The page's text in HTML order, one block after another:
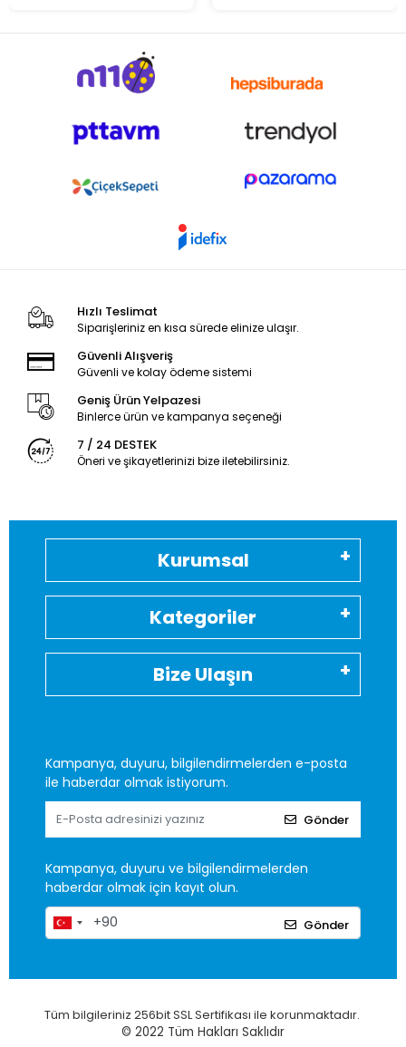
Hızlı Teslimat
Siparişleriniz en kısa sürede elinize ulaşır.
Güvenli Alışveriş
Güvenli ve kolay ödeme sistemi
Geniş Ürün Yelpazesi
Binlerce ürün ve kampanya seçeneği
7 / 24 DESTEK
Öneri ve şikayetlerinizi bize iletebilirsiniz.
Kurumsal
Kategoriler
Bize Ulaşın
Kampanya, duyuru, bilgilendirmelerden e-posta
ile haberdar olmak istiyorum.
Gönder
Kampanya, duyuru ve bilgilendirmelerden
haberdar olmak için kayıt olun.
Gönder
Tüm bilgileriniz 256bit SSL Sertifikası ile korunmaktadır.
© 2022 Tüm Hakları Saklıdır